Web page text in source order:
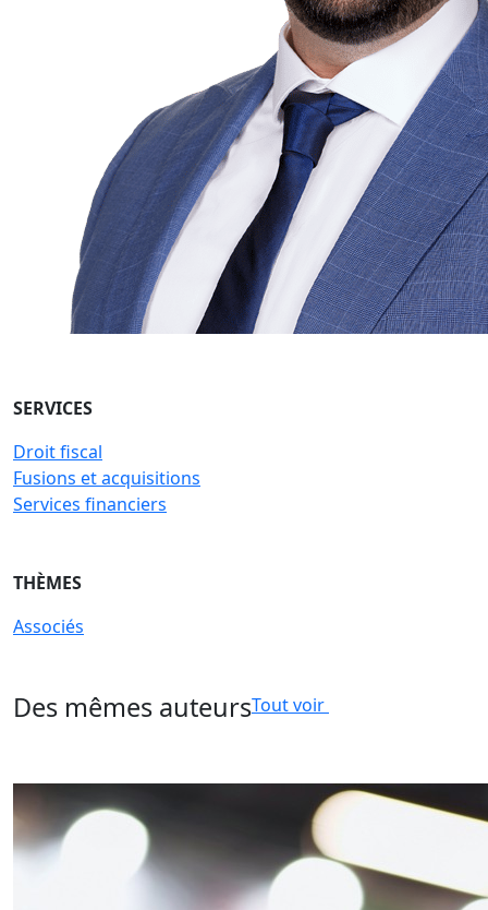
SERVICES
Droit fiscal
Fusions et acquisitions
Services financiers
THÈMES
Associés
Des mêmes auteursTout voir